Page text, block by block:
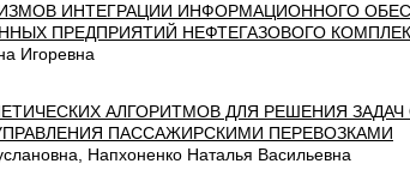
ИНТЕГРАЦИИ ИНФОРМАЦИОННОГО
ПРЕДПРИЯТИЙ НЕФТЕГАЗОВОГО
Игоревна
АЛГОРИТМОВ ДЛЯ РЕШЕНИЯ
ПАССАЖИРСКИМИ ПЕРЕВОЗКАМИ
Напхоненко Наталья Васильевна